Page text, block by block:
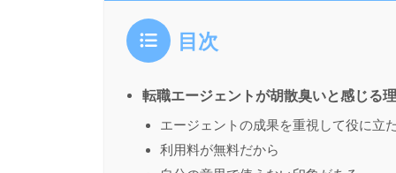
目次
転職エージェントが胡散臭いと感じる
エージェントの成果を重視して役に立
利用料が無料だから